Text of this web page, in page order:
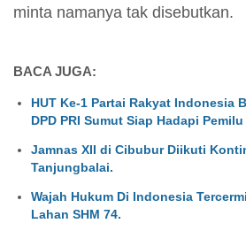
minta namanya tak disebutkan.
BACA JUGA:
HUT Ke-1 Partai Rakyat Indonesia
DPD PRI Sumut Siap Hadapi
Jamnas XII di Cibubur Diikuti
Tanjungbalai.
Wajah Hukum Di Indonesia
Lahan SHM 74.